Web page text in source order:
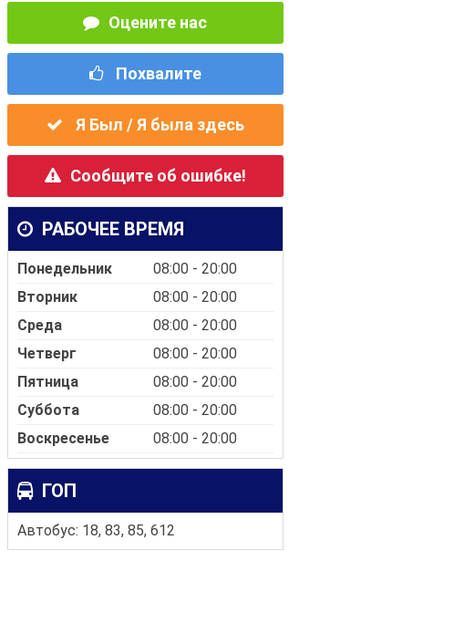
Оцените нас
Похвалите
Я Был / Я была здесь
Сообщите об ошибке!
РАБОЧЕЕ ВРЕМЯ
Понедельник
08:00 - 20:00
Вторник
08:00 - 20:00
Среда
08:00 - 20:00
Четверг
08:00 - 20:00
Пятница
08:00 - 20:00
Суббота
08:00 - 20:00
Воскресенье
08:00 - 20:00
ГОП
Автобус: 18, 83, 85, 612